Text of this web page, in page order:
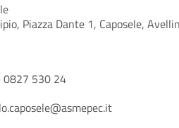
Piazza Dante 1, Caposele,
0827 530 24